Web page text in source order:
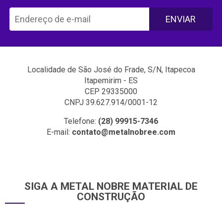
ENVIAR
Localidade de São José do Frade, S/N, Itapecoa
Itapemirim - ES
CEP 29335000
CNPJ 39.627.914/0001-12
Telefone: (28) 99915-7346
E-mail: contato@metalnobree.com
SIGA A METAL NOBRE MATERIAL DE
CONSTRUÇÃO